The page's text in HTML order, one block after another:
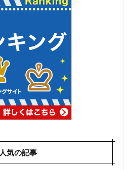
人気の記事